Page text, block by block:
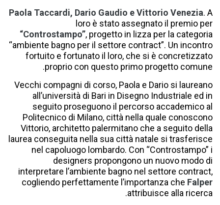
Paola Taccardi, Dario Gaudio e Vittorio Venezia. A
loro è stato assegnato il premio per
“Controstampo”, progetto in lizza per la categoria
“ambiente bagno per il settore contract”. Un incontro
fortuito e fortunato il loro, che si è concretizzato
proprio con questo primo progetto comune.
Vecchi compagni di corso, Paola e Dario si laureano
allʼuniversità di Bari in Disegno Industriale ed in
seguito proseguono il percorso accademico al
Politecnico di Milano, città nella quale conoscono
Vittorio, architetto palermitano che a seguito della
laurea conseguita nella sua città natale si trasferisce
nel capoluogo lombardo. Con “Controstampo” i
designers propongono un nuovo modo di
interpretare lʼambiente bagno nel settore contract,
cogliendo perfettamente lʼimportanza che Falper
attribuisce alla ricerca.